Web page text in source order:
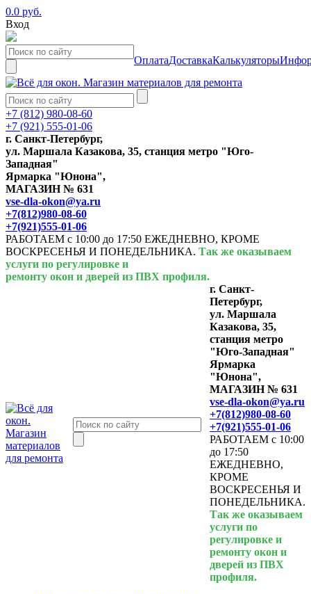
0.0 руб.
Вход
ОплатаДоставкаКалькуляторы
+7 (812) 980-08-60
+7 (921) 555-01-06
г. Санкт-Петербург,
ул. Маршала Казакова, 35, станция метро "Юго-
Западная"
Ярмарка "Юнона",
МАГАЗИН № 631
vse-dla-okon@ya.ru
+7(812)980-08-60
+7(921)555-01-06
РАБОТАЕМ с 10:00 до 17:50 ЕЖЕДНЕВНО, КРОМЕ
ВОСКРЕСЕНЬЯ И ПОНЕДЕЛЬНИКА. Так же оказываем
услуги по регулировке и
ремонту окон и дверей из ПВХ профиля.
г. Санкт-
Петербург,
ул. Маршала
Казакова, 35,
станция метро
"Юго-Западная"
Ярмарка
"Юнона",
МАГАЗИН № 631
vse-dla-okon@ya.ru
+7(812)980-08-60
+7(921)555-01-06
РАБОТАЕМ с 10:00
до 17:50
ЕЖЕДНЕВНО,
КРОМЕ
ВОСКРЕСЕНЬЯ И
ПОНЕДЕЛЬНИКА.
Так же оказываем
услуги по
регулировке и
ремонту окон и
дверей из ПВХ
профиля.